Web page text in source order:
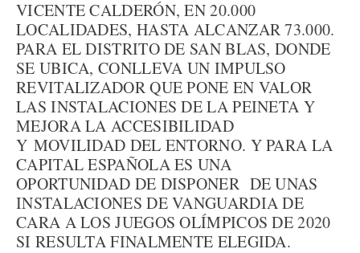
VICENTE CALDERÓN, EN 20.000
LOCALIDADES, HASTA ALCANZAR 73.000.
PARA EL DISTRITO DE SAN BLAS, DONDE
SE UBICA, CONLLEVA UN IMPULSO
REVITALIZADOR QUE PONE EN VALOR
LAS INSTALACIONES DE LA PEINETA Y
MEJORA LA ACCESIBILIDAD
Y MOVILIDAD DEL ENTORNO. Y PARA LA
CAPITAL ESPAÑOLA ES UNA
OPORTUNIDAD DE DISPONER DE UNAS
INSTALACIONES DE VANGUARDIA DE
CARA A LOS JUEGOS OLÍMPICOS DE 2020
SI RESULTA FINALMENTE ELEGIDA.